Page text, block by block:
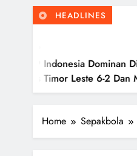
HEADLINES
Dominan Di Piala AFF U-19
6-2 Dan Melaju Ke
Home Sepakbola